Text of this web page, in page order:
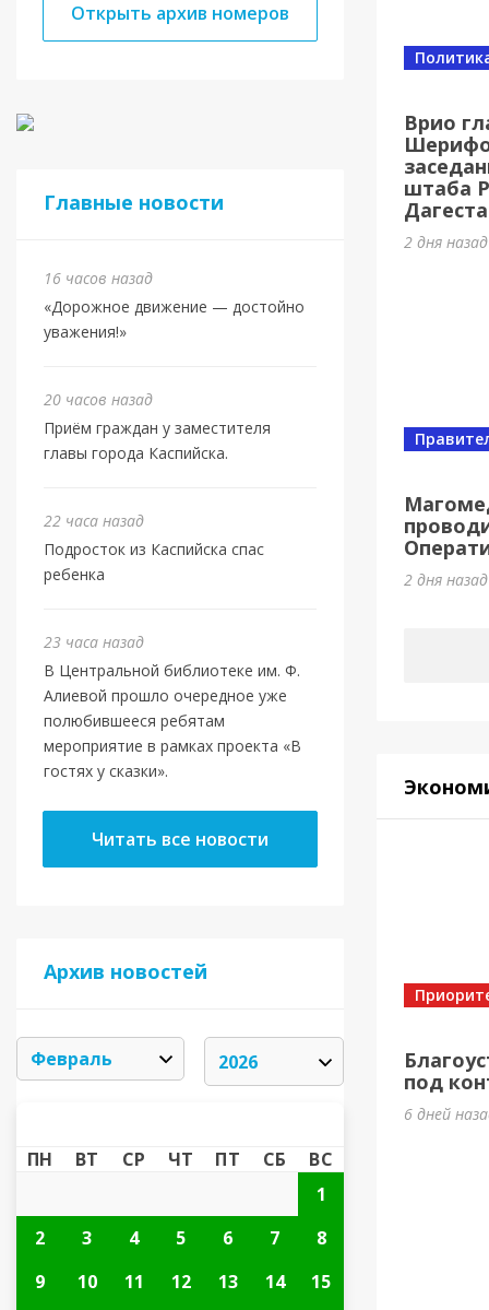
Открыть архив номеров
Главные новости
16 часов назад
«Дорожное движение — достойно
уважения!»
20 часов назад
Приём граждан у заместителя
главы города Каспийска.
22 часа назад
Подросток из Каспийска спас
ребенка
23 часа назад
В Центральной библиотеке им. Ф.
Алиевой прошло очередное уже
полюбившееся ребятам
мероприятие в рамках проекта «В
гостях у сказки».
Читать все новости
Архив новостей
ПН ВТ СР ЧТ ПТ СБ
ВС
1
2
3 4 5 6 7
8
9
10 11 12 13 14
15
Власть
МБУ
3 дня
Врио
штаба
2 дня
2 дня
под
6 дней